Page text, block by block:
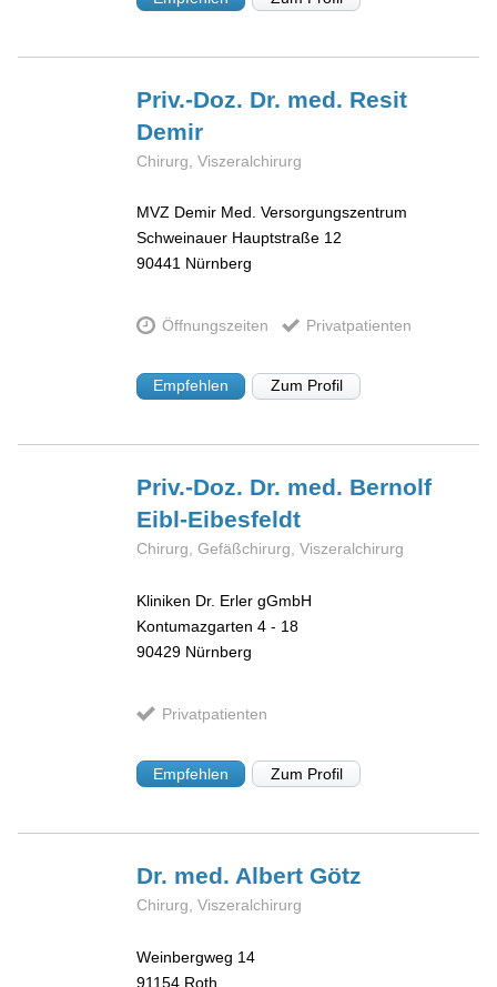
Priv.-Doz. Dr. med. Resit
Demir
Chirurg, Viszeralchirurg
MVZ Demir Med. Versorgungszentrum
Schweinauer Hauptstraße 12
90441 Nürnberg
Öffnungszeiten Privatpatienten
Empfehlen Zum Profil
Priv.-Doz. Dr. med. Bernolf
Eibl-Eibesfeldt
Chirurg, Gefäßchirurg, Viszeralchirurg
Kliniken Dr. Erler gGmbH
Kontumazgarten 4 - 18
90429 Nürnberg
Privatpatienten
Empfehlen Zum Profil
Dr. med. AlbertGötz
Chirurg, Viszeralchirurg
Weinbergweg 14
91154 Roth